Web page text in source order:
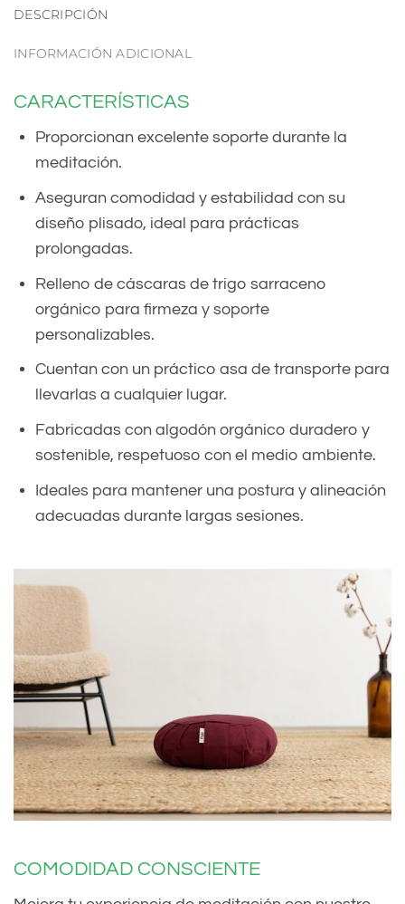
DESCRIPCIÓN
INFORMACIÓN ADICIONAL
CARACTERÍSTICAS
Proporcionan excelente soporte durante la
meditación.
Aseguran comodidad y estabilidad con su
diseño plisado, ideal para prácticas
prolongadas.
Relleno de cáscaras de trigo sarraceno
orgánico para firmeza y soporte
personalizables.
Cuentan con un práctico asa de transporte para
llevarlas a cualquier lugar.
Fabricadas con algodón orgánico duradero y
sostenible, respetuoso con el medio ambiente.
Ideales para mantener una postura y alineación
adecuadas durante largas sesiones.
COMODIDAD CONSCIENTE